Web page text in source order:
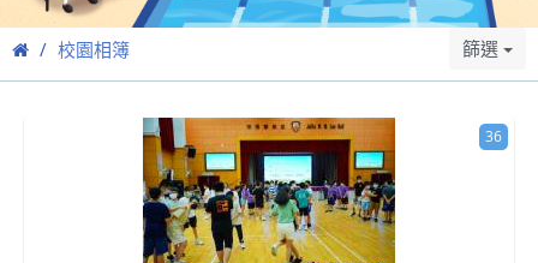
校園相簿 篩選
36